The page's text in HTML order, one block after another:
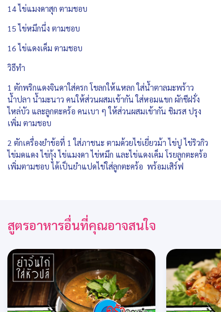
14 ไข่แมงดาสุก ตามชอบ
15 ไข่หมึกนึ่ง ตามชอบ
16 ไข่แดงเค็ม ตามชอบ
วิธีทำ
1 ตักพริกแดงจินดาใส่ครก โขลกให้แหลก ใส่น้ำตาลมะพร้าว
น้ำปลา น้ำมะนาว คนให้ส่วนผสมเข้ากัน ใส่หอมแขก ผักชีฝรั่ง
ไหล่บัว และลูกตะคร้อ คนเบา ๆ ให้ส่วนผสมเข้ากัน ชิมรส ปรุง
เพิ่ม ตามชอบ
2 ตักเครื่องยำข้อที่ 1 ใส่ภาชนะ ตามด้วยไข่เยี่ยวม้า ไข่ปู ไข่ริวกิว
ไข่มดแดง ไข่กุ้ง ไข่แมงดา ไข่หมึก และไข่แดงเค็ม โรยลูกตะคร้อ
เพิ่มตามชอบ ได้เป็นยำแปดไข่ใส่ลูกตะคร้อ พร้อมเสิร์ฟ
สูตรอาหารอื่นที่คุณอาจสนใจ